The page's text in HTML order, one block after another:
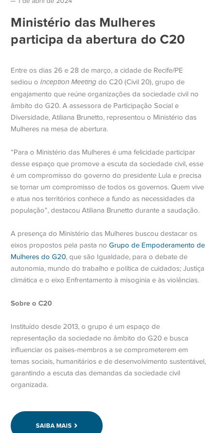
Ministério das Mulheres
participa da abertura do C20
Entre os dias 26 e 28 de março, a cidade de Recife/PE
sediou oInception Meeting do C20 (Civil 20), grupo de
engajamento que reúne organizações da sociedade civil no
âmbito do G20. A assessora de Participação Social e
Diversidade, Atiliana Brunetto, representou o Ministério das
Mulheres na mesa de abertura.
“Para o Ministério das Mulheres é uma felicidade participar
desse espaço que promove a escuta da sociedade civil, esse
é um compromisso do governo do presidente Lula e precisa
se tornar um compromisso de todos os governos. Quem vive
e atua nos territórios conhece a fundo as necessidades da
população”, destacou Atiliana Brunetto durante a saudação.
A presença do Ministério das Mulheres buscou destacar os
eixos propostos pela pasta noGrupo de Empoderamento de
Mulheres do G20, que são Igualdade, para o debate de
autonomia, mundo do trabalho e política de cuidados; Justiça
climática e o eixo Enfrentamento à misoginia e às violências.
Sobre o C20
Instituído desde 2013, o grupo é um espaço de
representação da sociedade no âmbito do G20 e busca
influenciar os países-membros a se comprometerem em
temas sociais, humanitários e de desenvolvimento sustentável,
garantindo a escuta das demandas da sociedade civil
organizada.
SAIBA MAIS